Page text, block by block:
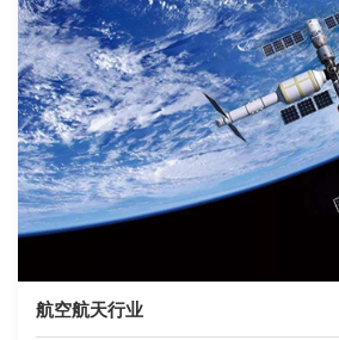
航空航天行业